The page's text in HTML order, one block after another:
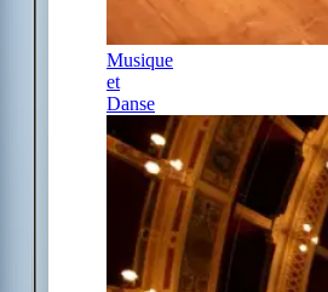
Musique
et
Danse